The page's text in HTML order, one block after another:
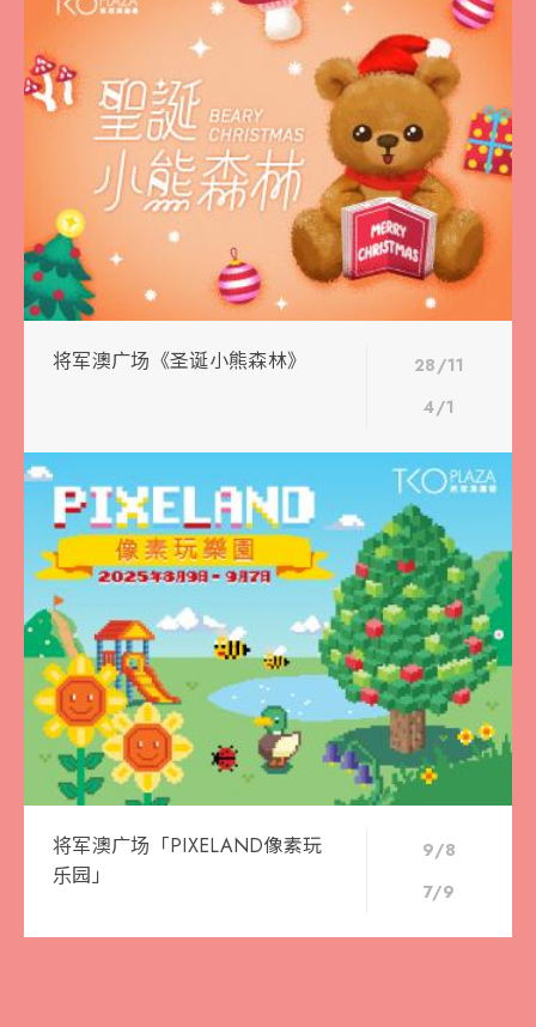
将军澳广场《圣诞小熊森林》
28/11
4/1
将军澳广场「PIXELAND像素玩
乐园」
9/8
7/9